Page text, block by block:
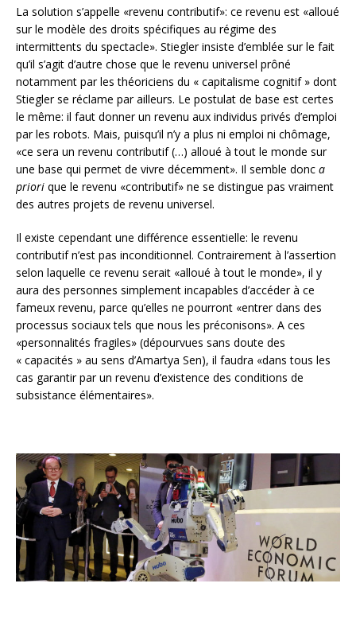
La solution s’appelle «revenu contributif»: ce revenu est «alloué
sur le modèle des droits spécifiques au régime des
intermittents du spectacle». Stiegler insiste d’emblée sur le fait
qu’il s’agit d’autre chose que le revenu universel prôné
notamment par les théoriciens du « capitalisme cognitif » dont
Stiegler se réclame par ailleurs. Le postulat de base est certes
le même: il faut donner un revenu aux individus privés d’emploi
par les robots. Mais, puisqu’il n’y a plus ni emploi ni chômage,
«ce sera un revenu contributif (…) alloué à tout le monde sur
une base qui permet de vivre décemment». Il semble donc a
priori que le revenu «contributif» ne se distingue pas vraiment
des autres projets de revenu universel.
Il existe cependant une différence essentielle: le revenu
contributif n’est pas inconditionnel. Contrairement à l’assertion
selon laquelle ce revenu serait «alloué à tout le monde», il y
aura des personnes simplement incapables d’accéder à ce
fameux revenu, parce qu’elles ne pourront «entrer dans des
processus sociaux tels que nous les préconisons». A ces
«personnalités fragiles» (dépourvues sans doute des
« capacités » au sens d’Amartya Sen), il faudra «dans tous les
cas garantir par un revenu d’existence des conditions de
subsistance élémentaires».